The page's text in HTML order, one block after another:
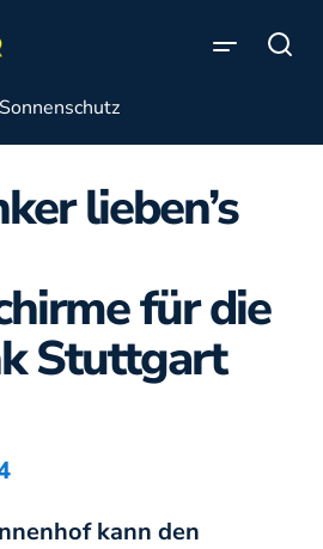
Markisen
Jalousien
lieben’s
für die
Stuttgart
Sonnenschutz
kann den